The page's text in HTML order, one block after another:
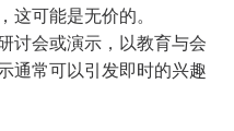
这可能是无价的。
讨会或演示，以教育与会
通常可以引发即时的兴趣